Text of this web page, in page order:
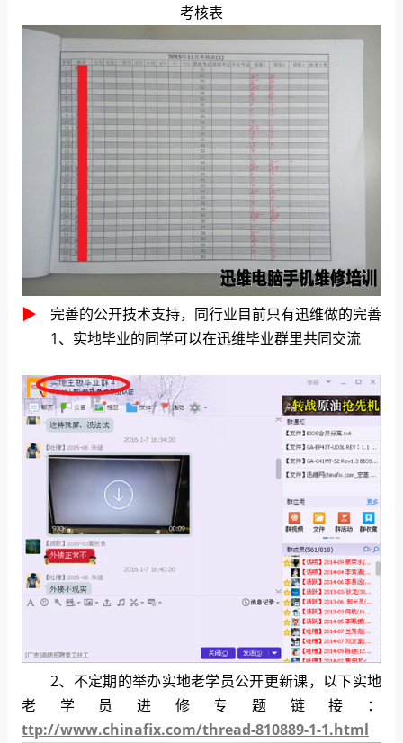
考核表
▶ 完善的公开技术支持，同行业目前只有迅维做的完善
1、实地毕业的同学可以在迅维毕业群里共同交流
2、不定期的举办实地老学员公开更新课，以下实地
老学员进修专题链接：
ttp://www.chinafix.com/thread-810889-1-1.html